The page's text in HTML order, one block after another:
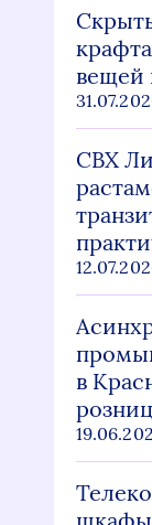
вещей
СВХ
в